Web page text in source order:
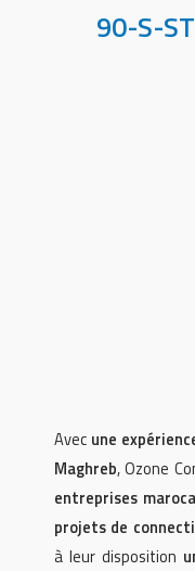
90-S-ST
Avec une
Maghreb, Ozone
entreprises
projets de
à leur disposition